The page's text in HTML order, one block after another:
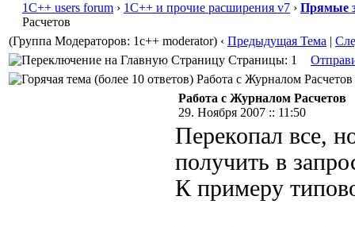
1С++ users forum › 1С++ и прочие расширения v7 › Прямые
Расчетов
(Группа Модераторов: 1c++ moderator) ‹ Предыдущая Тема |
Страницы: 1
Работа с Журналом
Работа с Журналом Расчетов
29. Ноября 2007 :: 11:50
Перекопал все,
получить в
К примеру